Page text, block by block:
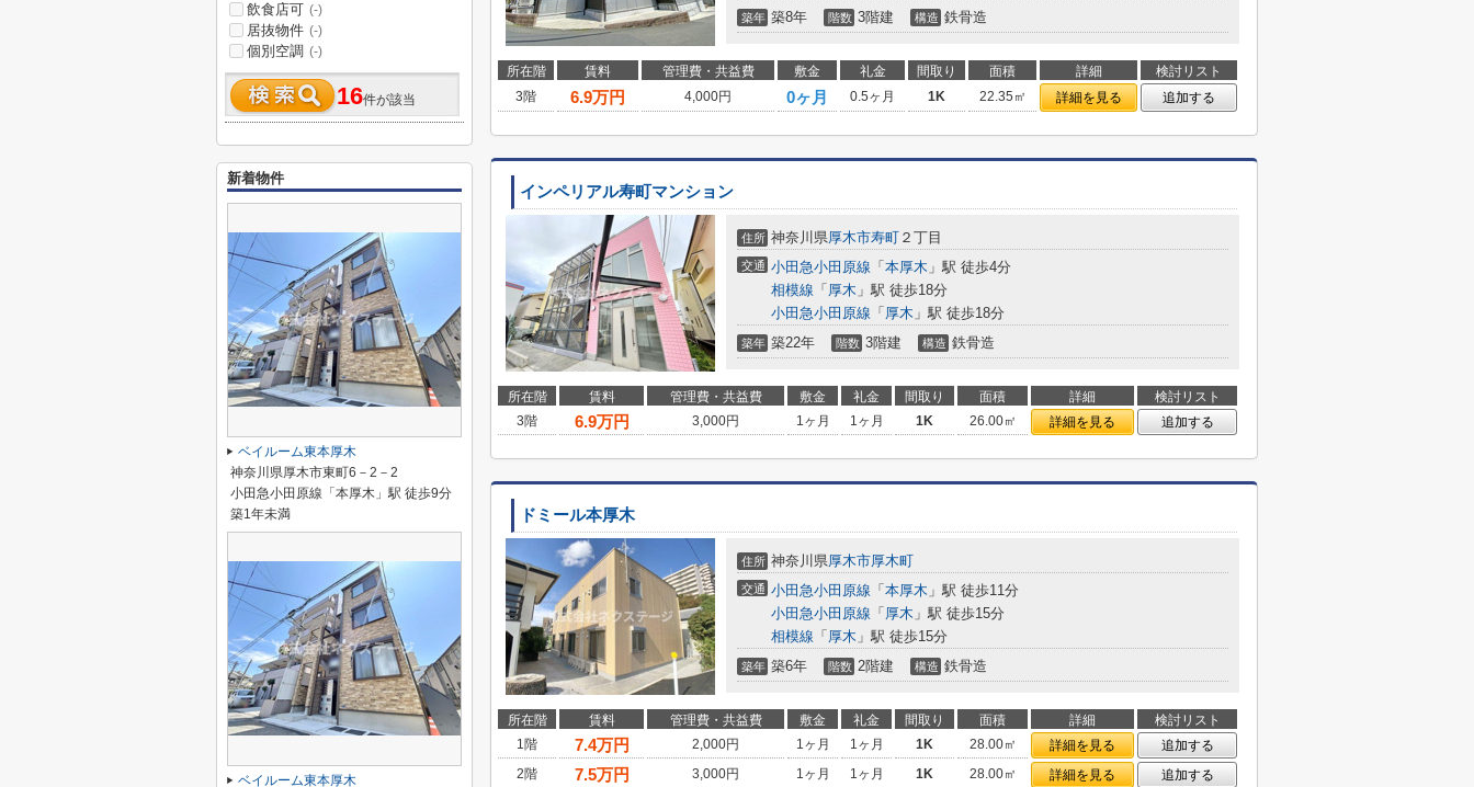
築年 築8年 階数 3階建 構造 鉄骨造
所在階 賃料 管理費・共益費 敷金 礼金 間取り 面積 詳細
検討リスト
3階
6.9万円 4,000円 0ヶ月 0.5ヶ月 1K 22.35㎡ 詳細を見る 追加する
インペリアル寿町マンション
住所 神奈川県厚木市寿町 ２丁目
交通 小田急小田原線 「 本厚木 」駅 徒歩4分
相模線 「 厚木 」駅 徒歩18分
小田急小田原線 「 厚木 」駅 徒歩18分
築年 築22年 階数 3階建 構造 鉄骨造
所在階 賃料 管理費・共益費 敷金 礼金 間取り 面積 詳細
検討リスト
3階
6.9万円 3,000円 1ヶ月 1ヶ月 1K 26.00㎡ 詳細を見る 追加する
ドミール本厚木
住所 神奈川県厚木市厚木町
交通 小田急小田原線 「 本厚木 」駅 徒歩11分
小田急小田原線 「 厚木 」駅 徒歩15分
相模線 「 厚木 」駅 徒歩15分
築年 築6年 階数 2階建 構造 鉄骨造
所在階 賃料 管理費・共益費 敷金 礼金 間取り 面積 詳細
検討リスト
1階
7.4万円 2,000円 1ヶ月 1ヶ月 1K 28.00㎡ 詳細を見る
追加する
2階
7.5万円 3,000円 1ヶ月 1ヶ月 1K 28.00㎡ 詳細を見る 追加する
飲食店可 (-)
居抜物件 (-)
個別空調 (-)
16件が該当
新着物件
ベイルーム東本厚木
神奈川県厚木市東町6－2－2
小田急小田原線「本厚木」駅 徒歩9分
築1年未満
ベイルーム東本厚木